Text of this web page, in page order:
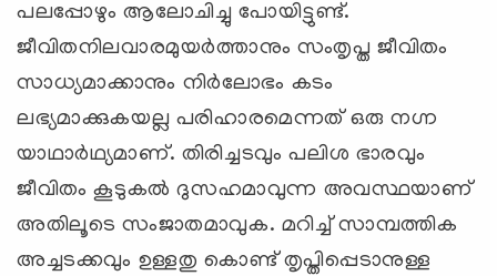
പലപ്പോഴും ആലോചിച്ചു പോയിട്ടുണ്ട്.
ജീവിതനിലവാരമുയര്‍ത്താനും സംതൃപ്ത ജീവിതം
സാധ്യമാക്കാനും നിര്‍ലോഭം കടം
ലഭ്യമാക്കുകയല്ല പരിഹാരമെന്നത് ഒരു നഗ്ന
യാഥാര്‍ഥ്യമാണ്. തിരിച്ചടവും പലിശ ഭാരവും
ജീവിതം കൂടുകല്‍ ദുസഹമാവുന്ന അവസ്ഥയാണ്
അതിലൂടെ സംജാതമാവുക. മറിച്ച് സാമ്പത്തിക
അച്ചടക്കവും ഉള്ളതു കൊണ്ട് തൃപ്തിപ്പെടാനുള്ള